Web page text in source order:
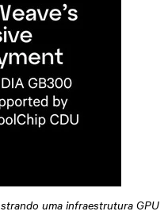
uma infraestrutura GPU